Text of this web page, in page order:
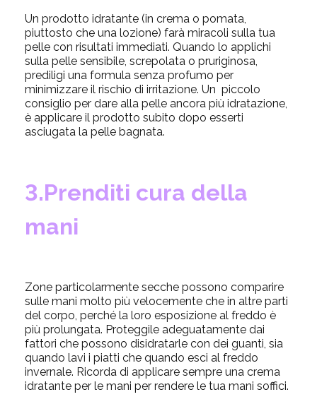
Un prodotto idratante (in crema o pomata,
piuttosto che una lozione) farà miracoli sulla tua
pelle con risultati immediati. Quando lo applichi
sulla pelle sensibile, screpolata o pruriginosa,
prediligi una formula senza profumo per
minimizzare il rischio di irritazione. Un piccolo
consiglio per dare alla pelle ancora più idratazione,
è applicare il prodotto subito dopo esserti
asciugata la pelle bagnata.
3.Prenditi cura della
mani
Zone particolarmente secche possono comparire
sulle mani molto più velocemente che in altre parti
del corpo, perché la loro esposizione al freddo è
più prolungata. Proteggile adeguatamente dai
fattori che possono disidratarle con dei guanti, sia
quando lavi i piatti che quando esci al freddo
invernale. Ricorda di applicare sempre una crema
idratante per le mani per rendere le tua mani soffici.